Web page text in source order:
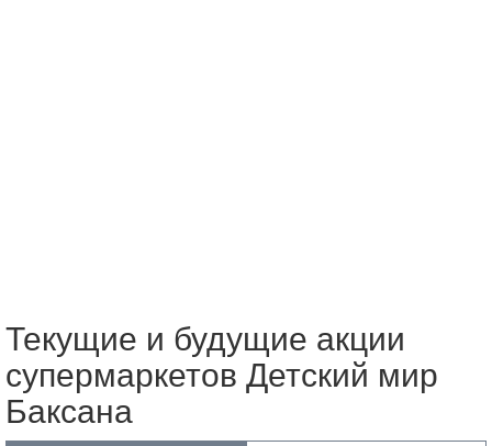
Текущие и будущие акции
супермаркетов Детский мир
Баксана